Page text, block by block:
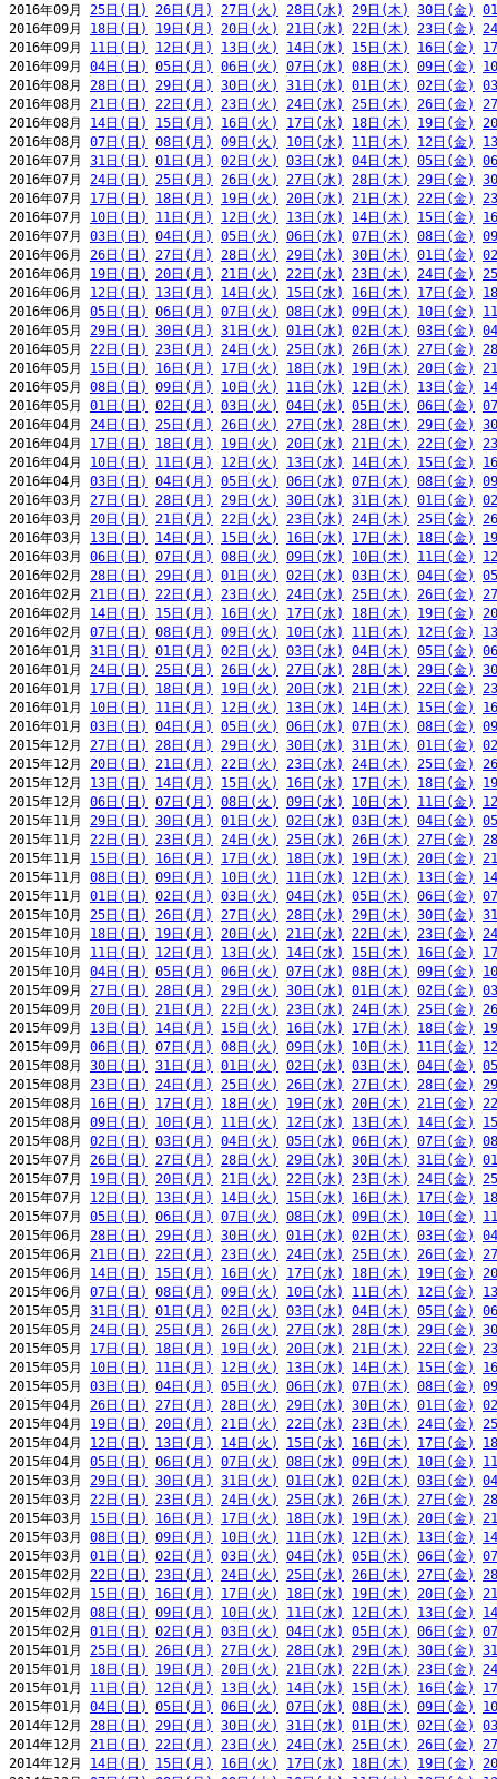
2016年09月 25日(日) 26日(月) 27日(火) 28日(水) 29日(木) 30日(金)
2016年09月 18日(日) 19日(月) 20日(火) 21日(水) 22日(木) 23日(金)
2016年09月 11日(日) 12日(月) 13日(火) 14日(水) 15日(木) 16日(金)
2016年09月 04日(日) 05日(月) 06日(火) 07日(水) 08日(木) 09日(金)
2016年08月 28日(日) 29日(月) 30日(火) 31日(水) 01日(木) 02日(金)
2016年08月 21日(日) 22日(月) 23日(火) 24日(水) 25日(木) 26日(金)
2016年08月 14日(日) 15日(月) 16日(火) 17日(水) 18日(木) 19日(金)
2016年08月 07日(日) 08日(月) 09日(火) 10日(水) 11日(木) 12日(金)
2016年07月 31日(日) 01日(月) 02日(火) 03日(水) 04日(木) 05日(金)
2016年07月 24日(日) 25日(月) 26日(火) 27日(水) 28日(木) 29日(金)
2016年07月 17日(日) 18日(月) 19日(火) 20日(水) 21日(木) 22日(金)
2016年07月 10日(日) 11日(月) 12日(火) 13日(水) 14日(木) 15日(金)
2016年07月 03日(日) 04日(月) 05日(火) 06日(水) 07日(木) 08日(金)
2016年06月 26日(日) 27日(月) 28日(火) 29日(水) 30日(木) 01日(金)
2016年06月 19日(日) 20日(月) 21日(火) 22日(水) 23日(木) 24日(金)
2016年06月 12日(日) 13日(月) 14日(火) 15日(水) 16日(木) 17日(金)
2016年06月 05日(日) 06日(月) 07日(火) 08日(水) 09日(木) 10日(金)
2016年05月 29日(日) 30日(月) 31日(火) 01日(水) 02日(木) 03日(金)
2016年05月 22日(日) 23日(月) 24日(火) 25日(水) 26日(木) 27日(金)
2016年05月 15日(日) 16日(月) 17日(火) 18日(水) 19日(木) 20日(金)
2016年05月 08日(日) 09日(月) 10日(火) 11日(水) 12日(木) 13日(金)
2016年05月 01日(日) 02日(月) 03日(火) 04日(水) 05日(木) 06日(金)
2016年04月 24日(日) 25日(月) 26日(火) 27日(水) 28日(木) 29日(金)
2016年04月 17日(日) 18日(月) 19日(火) 20日(水) 21日(木) 22日(金)
2016年04月 10日(日) 11日(月) 12日(火) 13日(水) 14日(木) 15日(金)
2016年04月 03日(日) 04日(月) 05日(火) 06日(水) 07日(木) 08日(金)
2016年03月 27日(日) 28日(月) 29日(火) 30日(水) 31日(木) 01日(金)
2016年03月 20日(日) 21日(月) 22日(火) 23日(水) 24日(木) 25日(金)
2016年03月 13日(日) 14日(月) 15日(火) 16日(水) 17日(木) 18日(金)
2016年03月 06日(日) 07日(月) 08日(火) 09日(水) 10日(木) 11日(金)
2016年02月 28日(日) 29日(月) 01日(火) 02日(水) 03日(木) 04日(金)
2016年02月 21日(日) 22日(月) 23日(火) 24日(水) 25日(木) 26日(金)
2016年02月 14日(日) 15日(月) 16日(火) 17日(水) 18日(木) 19日(金)
2016年02月 07日(日) 08日(月) 09日(火) 10日(水) 11日(木) 12日(金)
2016年01月 31日(日) 01日(月) 02日(火) 03日(水) 04日(木) 05日(金)
2016年01月 24日(日) 25日(月) 26日(火) 27日(水) 28日(木) 29日(金)
2016年01月 17日(日) 18日(月) 19日(火) 20日(水) 21日(木) 22日(金)
2016年01月 10日(日) 11日(月) 12日(火) 13日(水) 14日(木) 15日(金)
2016年01月 03日(日) 04日(月) 05日(火) 06日(水) 07日(木) 08日(金)
2015年12月 27日(日) 28日(月) 29日(火) 30日(水) 31日(木) 01日(金)
2015年12月 20日(日) 21日(月) 22日(火) 23日(水) 24日(木) 25日(金)
2015年12月 13日(日) 14日(月) 15日(火) 16日(水) 17日(木) 18日(金)
2015年12月 06日(日) 07日(月) 08日(火) 09日(水) 10日(木) 11日(金)
2015年11月 29日(日) 30日(月) 01日(火) 02日(水) 03日(木) 04日(金)
2015年11月 22日(日) 23日(月) 24日(火) 25日(水) 26日(木) 27日(金)
2015年11月 15日(日) 16日(月) 17日(火) 18日(水) 19日(木) 20日(金)
2015年11月 08日(日) 09日(月) 10日(火) 11日(水) 12日(木) 13日(金)
2015年11月 01日(日) 02日(月) 03日(火) 04日(水) 05日(木) 06日(金)
2015年10月 25日(日) 26日(月) 27日(火) 28日(水) 29日(木) 30日(金)
2015年10月 18日(日) 19日(月) 20日(火) 21日(水) 22日(木) 23日(金)
2015年10月 11日(日) 12日(月) 13日(火) 14日(水) 15日(木) 16日(金)
2015年10月 04日(日) 05日(月) 06日(火) 07日(水) 08日(木) 09日(金)
2015年09月 27日(日) 28日(月) 29日(火) 30日(水) 01日(木) 02日(金)
2015年09月 20日(日) 21日(月) 22日(火) 23日(水) 24日(木) 25日(金)
2015年09月 13日(日) 14日(月) 15日(火) 16日(水) 17日(木) 18日(金)
2015年09月 06日(日) 07日(月) 08日(火) 09日(水) 10日(木) 11日(金)
2015年08月 30日(日) 31日(月) 01日(火) 02日(水) 03日(木) 04日(金)
2015年08月 23日(日) 24日(月) 25日(火) 26日(水) 27日(木) 28日(金)
2015年08月 16日(日) 17日(月) 18日(火) 19日(水) 20日(木) 21日(金)
2015年08月 09日(日) 10日(月) 11日(火) 12日(水) 13日(木) 14日(金)
2015年08月 02日(日) 03日(月) 04日(火) 05日(水) 06日(木) 07日(金)
2015年07月 26日(日) 27日(月) 28日(火) 29日(水) 30日(木) 31日(金)
2015年07月 19日(日) 20日(月) 21日(火) 22日(水) 23日(木) 24日(金)
2015年07月 12日(日) 13日(月) 14日(火) 15日(水) 16日(木) 17日(金)
2015年07月 05日(日) 06日(月) 07日(火) 08日(水) 09日(木) 10日(金)
2015年06月 28日(日) 29日(月) 30日(火) 01日(水) 02日(木) 03日(金)
2015年06月 21日(日) 22日(月) 23日(火) 24日(水) 25日(木) 26日(金)
2015年06月 14日(日) 15日(月) 16日(火) 17日(水) 18日(木) 19日(金)
2015年06月 07日(日) 08日(月) 09日(火) 10日(水) 11日(木) 12日(金)
2015年05月 31日(日) 01日(月) 02日(火) 03日(水) 04日(木) 05日(金)
2015年05月 24日(日) 25日(月) 26日(火) 27日(水) 28日(木) 29日(金)
2015年05月 17日(日) 18日(月) 19日(火) 20日(水) 21日(木) 22日(金)
2015年05月 10日(日) 11日(月) 12日(火) 13日(水) 14日(木) 15日(金)
2015年05月 03日(日) 04日(月) 05日(火) 06日(水) 07日(木) 08日(金)
2015年04月 26日(日) 27日(月) 28日(火) 29日(水) 30日(木) 01日(金)
2015年04月 19日(日) 20日(月) 21日(火) 22日(水) 23日(木) 24日(金)
2015年04月 12日(日) 13日(月) 14日(火) 15日(水) 16日(木) 17日(金)
2015年04月 05日(日) 06日(月) 07日(火) 08日(水) 09日(木) 10日(金)
2015年03月 29日(日) 30日(月) 31日(火) 01日(水) 02日(木) 03日(金)
2015年03月 22日(日) 23日(月) 24日(火) 25日(水) 26日(木) 27日(金)
2015年03月 15日(日) 16日(月) 17日(火) 18日(水) 19日(木) 20日(金)
2015年03月 08日(日) 09日(月) 10日(火) 11日(水) 12日(木) 13日(金)
2015年03月 01日(日) 02日(月) 03日(火) 04日(水) 05日(木) 06日(金)
2015年02月 22日(日) 23日(月) 24日(火) 25日(水) 26日(木) 27日(金)
2015年02月 15日(日) 16日(月) 17日(火) 18日(水) 19日(木) 20日(金)
2015年02月 08日(日) 09日(月) 10日(火) 11日(水) 12日(木) 13日(金)
2015年02月 01日(日) 02日(月) 03日(火) 04日(水) 05日(木) 06日(金)
2015年01月 25日(日) 26日(月) 27日(火) 28日(水) 29日(木) 30日(金)
2015年01月 18日(日) 19日(月) 20日(火) 21日(水) 22日(木) 23日(金)
2015年01月 11日(日) 12日(月) 13日(火) 14日(水) 15日(木) 16日(金)
2015年01月 04日(日) 05日(月) 06日(火) 07日(水) 08日(木) 09日(金)
2014年12月 28日(日) 29日(月) 30日(火) 31日(水) 01日(木) 02日(金)
2014年12月 21日(日) 22日(月) 23日(火) 24日(水) 25日(木) 26日(金)
2014年12月 14日(日) 15日(月) 16日(火) 17日(水) 18日(木) 19日(金)